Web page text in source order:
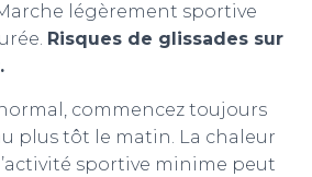
légèrement sportive
Risques de glissades sur
commencez toujours
plus tôt le matin. La chaleur
sportive minime peut